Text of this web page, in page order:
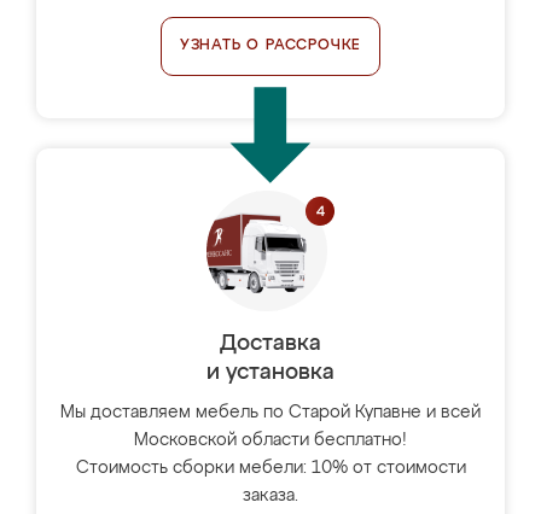
УЗНАТЬ О РАССРОЧКЕ
Доставка
и установка
Мы доставляем мебель по Старой Купавне и всей
Московской области бесплатно!
Стоимость сборки мебели: 10% от стоимости
заказа.